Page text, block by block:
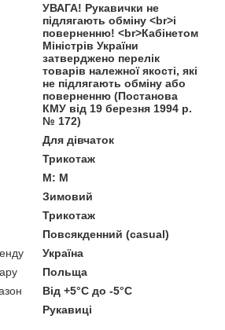
УВАГА! Рукавички не
підлягають обміну <br>і
поверненню! <br>Кабінетом
Міністрів України
затверджено перелік
товарів належної якості, які
не підлягають обміну або
поверненню (Постанова
КМУ від 19 березня 1994 р.
№ 172)
Для дівчаток
Трикотаж
M: M
Зимовий
Трикотаж
Повсякденний (casual)
Україна
Польща
Від +5°C до -5°C
Рукавиці